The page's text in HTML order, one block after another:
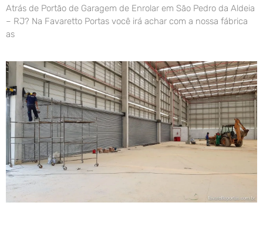
Atrás de Portão de Garagem de Enrolar em São Pedro da Aldeia
– RJ? Na Favaretto Portas você irá achar com a nossa fábrica
as